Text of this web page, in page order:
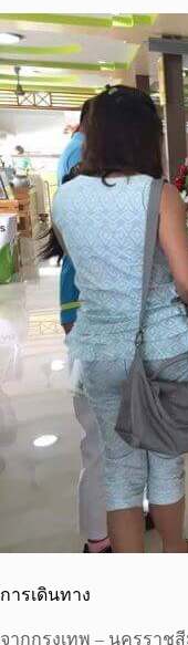
การเดินทาง
จากกรุงเทพ – นครราช